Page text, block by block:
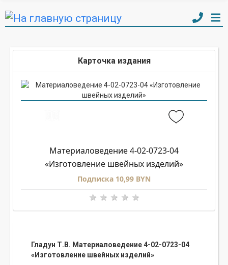
Карточка издания
Материаловедение 4-02-0723-04
«Изготовление швейных изделий»
Подписка 10,99 BYN
Гладун Т.В. Материаловедение 4-02-0723-04
«Изготовление швейных изделий»